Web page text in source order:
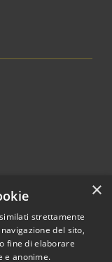
×
strettamente
del sito,
fine di elaborare
e anonime.